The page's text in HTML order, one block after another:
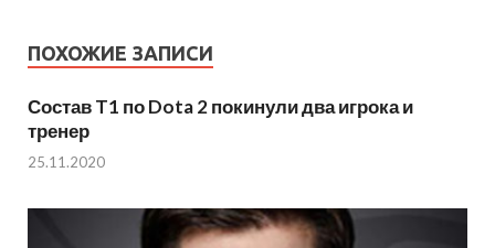
ПОХОЖИЕ ЗАПИСИ
Состав T1 по Dota 2 покинули два игрока и
тренер
25.11.2020